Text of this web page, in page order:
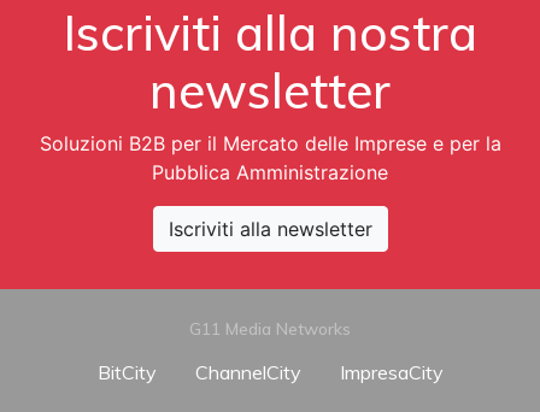
Iscriviti alla nostra
newsletter
Soluzioni B2B per il Mercato delle Imprese e per la
Pubblica Amministrazione
Iscriviti alla newsletter
G11 Media Networks
BitCity ChannelCity
ImpresaCity